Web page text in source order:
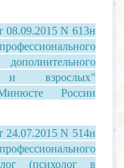
08.09.2015 N 613н
и взрослых"
России
24.07.2015 N 514н
(психолог в